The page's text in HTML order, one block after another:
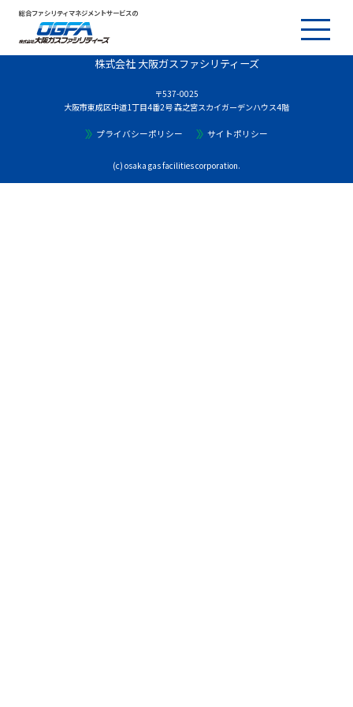
総合ファシリティマネジメントサービスの
株式会社 大阪ガスファシリティーズ
〒537-0025
大阪市東成区中道1丁目4番2号 森之宮スカイガーデンハウス4階
プライバシーポリシー サイトポリシー
(c) osaka gas facilities corporation.